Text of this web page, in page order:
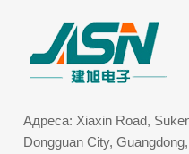
Адреса: Xiaxin Road,
Dongguan City,